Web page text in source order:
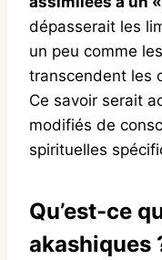
dépasserait les
un peu comme
transcendent les
Ce savoir serait
modifiés de
spirituelles
Qu’est-ce
akashiques